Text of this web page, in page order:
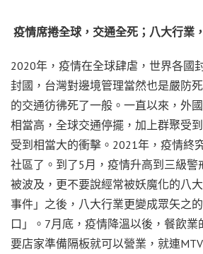
疫情席捲全球，交通全死；八大行業
2020年，疫情在全球肆虐，世界各國
封國，台灣對邊境管理當然也是嚴防
的交通彷彿死了一般。一直以來，外
相當高，全球交通停擺，加上群聚受
受到相當大的衝擊。 2021年，疫情終
社區了。到了5 月，疫情升高到三級
被波及，更不要說經常被妖魔化的八
事件」之後，八大行業更變成眾矢之
口」。 7月底，疫情降溫以後，餐飲業
要店家準備隔板就可以營業，就連MTV